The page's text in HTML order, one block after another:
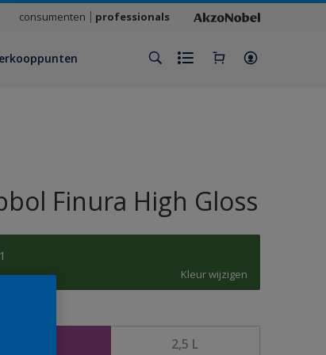
consumenten professionals
Finura High Gloss
Kleur wijzigen
2,5 L